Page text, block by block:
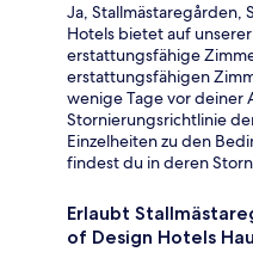
Ja, Stallmästaregården,
Hotels bietet auf
erstattungsfähige
erstattungsfähigen
wenige Tage vor deiner
Stornierungsrichtlinie
Einzelheiten zu den
findest du in deren
Erlaubt
of Design Hotels